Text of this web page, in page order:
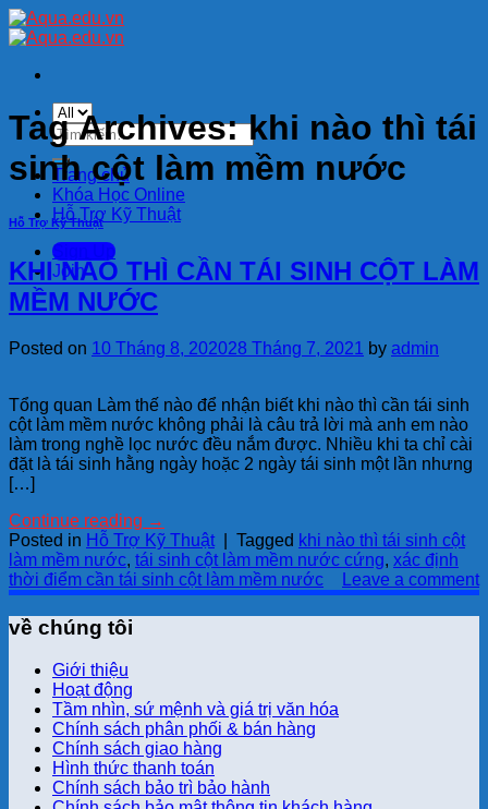
Skip
to
Tìm
kiếm:
Trang chủ
Khóa Học Online
Hỗ Trợ Kỹ Thuật
Sign Up
Join
Tag Archives:khi nào thì tái
sinh cột làm mềm nước
Hỗ Trợ Kỹ Thuật
KHI NÀO THÌ CẦN TÁI SINH CỘT LÀM
MỀM NƯỚC
Posted on 10 Tháng 8, 202028 Tháng 7, 2021 by admin
Tổng quan Làm thế nào để nhận biết khi nào thì cần tái sinh
cột làm mềm nước không phải là câu trả lời mà anh em nào
làm trong nghề lọc nước đều nắm được. Nhiều khi ta chỉ cài
đặt là tái sinh hằng ngày hoặc 2 ngày tái sinh một lần nhưng
[…]
Continue reading →
Posted in Hỗ Trợ Kỹ Thuật Tagged khi nào thì tái sinh cột
làm mềm nước, tái sinh cột làm mềm nước cứng, xác định
thời điểm cần tái sinh cột làm mềm nước
Leave a comment
về chúng tôi
Giới thiệu
Hoạt động
Tầm nhìn, sứ mệnh và giá trị văn hóa
Chính sách phân phối & bán hàng
Chính sách giao hàng
Hình thức thanh toán
Chính sách bảo trì bảo hành